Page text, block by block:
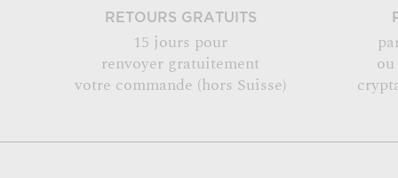
RETOURS GRATUITS
15 jours pour
renvoyer gratuitement
votre commande (hors Suisse)